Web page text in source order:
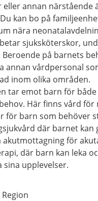
eller annan närstående
kan bo på
nära
sjuksköterskor,
Beroende på barnets
annan vårdpersonal
inom olika områden.
tar emot barn för
Här finns vård för
för barn som behöver
där barnet kan
akutmottagning för
där barn kan leka
sina upplevelser.
Region